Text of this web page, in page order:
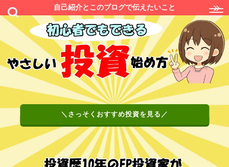
自己紹介とこのブログで伝えたいこと
＼さっそくおすすめ投資を見る／